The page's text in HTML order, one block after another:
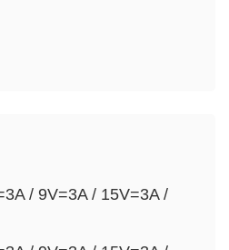
/ 9V=3A / 15V=3A /